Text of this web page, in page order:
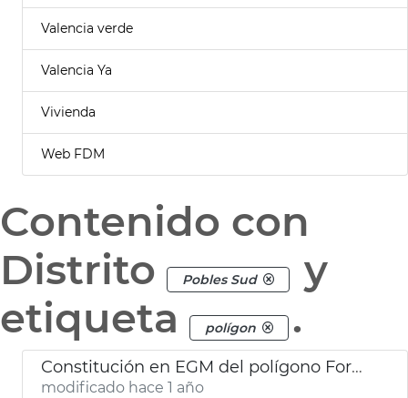
Valencia verde
Valencia Ya
Vivienda
Web FDM
Contenido con
Distrito
Pobles Sud
y
etiqueta
polígon .
Constitución en EGM del polígono Forn d'Alcedo
modificado hace 1 año